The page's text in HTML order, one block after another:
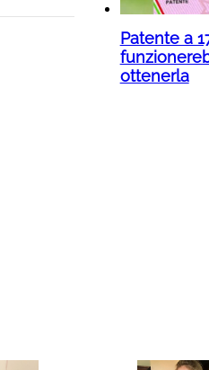
Patente a
ottenerla